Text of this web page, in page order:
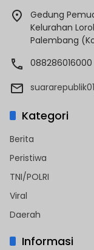
Gedung
Kelurahan
Palembang
088286016000
Kategori
Berita
Peristiwa
TNI/POLRI
Viral
Daerah
Informasi